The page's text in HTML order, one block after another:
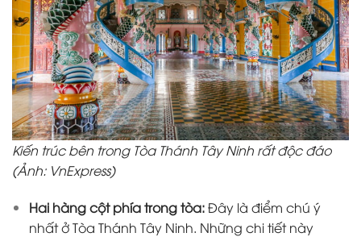
Kiến trúc bên trong Tòa Thánh Tây Ninh rất độc đáo
(Ảnh: VnExpress)
Hai hàng cột phía trong tòa:Đây là điểm chú ý
nhất ở Tòa Thánh Tây Ninh. Những chi tiết này